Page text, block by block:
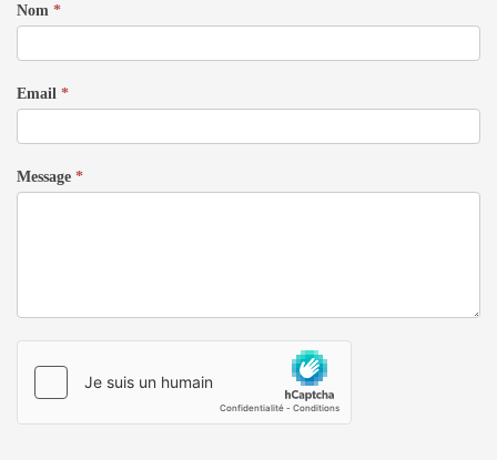
Nom *
Email *
Message *